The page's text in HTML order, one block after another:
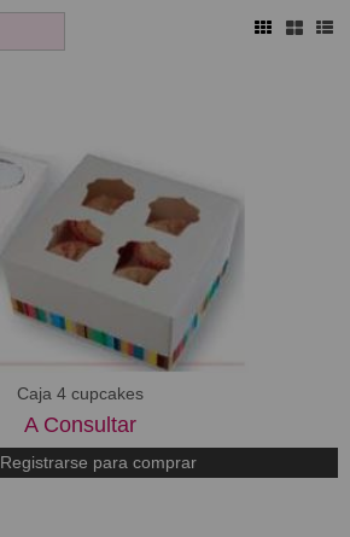
Caja 4 cupcakes
A Consultar
Registrarse para comprar